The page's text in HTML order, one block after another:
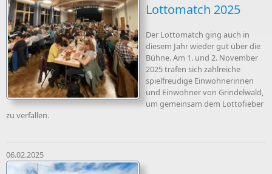
Lottomatch 2025
Der Lottomatch ging auch in
diesem Jahr wieder gut über die
Bühne. Am 1. und 2. November
2025 trafen sich zahlreiche
spielfreudige Einwohnerinnen
und Einwohner von Grindelwald,
um gemeinsam dem Lottofieber
zu verfallen.
06.02.2025